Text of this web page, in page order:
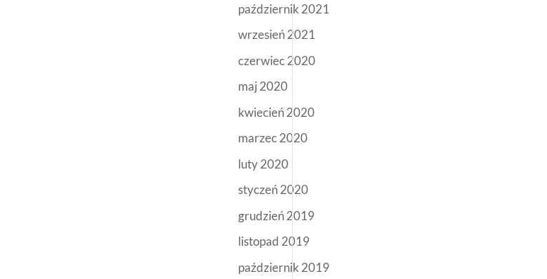
październik 2021
wrzesień 2021
czerwiec 2020
maj 2020
kwiecień 2020
marzec 2020
luty 2020
styczeń 2020
grudzień 2019
listopad 2019
październik 2019